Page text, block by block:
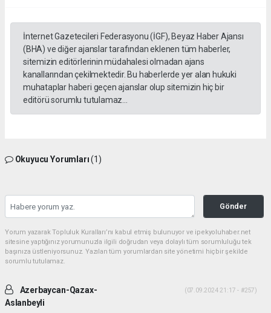
İnternet Gazetecileri Federasyonu (İGF), Beyaz Haber Ajansı
(BHA) ve diğer ajanslar tarafından eklenen tüm haberler,
sitemizin editörlerinin müdahalesi olmadan ajans
kanallarından çekilmektedir. Bu haberlerde yer alan hukuki
muhataplar haberi geçen ajanslar olup sitemizin hiç bir
editörü sorumlu tutulamaz...
Okuyucu Yorumları(1)
Gönder
Yorum yazarak Topluluk Kuralları’nı kabul etmiş bulunuyor ve ipekyoluhaber.net
sitesine yaptığınız yorumunuzla ilgili doğrudan veya dolaylı tüm sorumluluğu tek
başınıza üstleniyorsunuz. Yazılan tüm yorumlardan site yönetimi hiçbir şekilde
sorumlu tutulamaz.
Azerbaycan-Qazax-
Aslanbeyli
(07.09.2024 21:17 - #257)